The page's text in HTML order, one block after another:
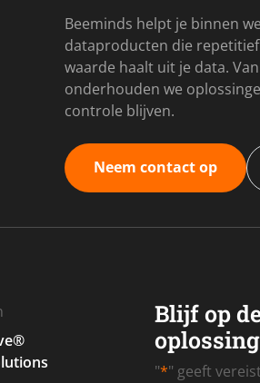
Beeminds helpt je binnen
dataproducten die
waarde haalt uit je data.
onderhouden we
controle blijven.
Neem contact op
Blijf op
"*" geeft